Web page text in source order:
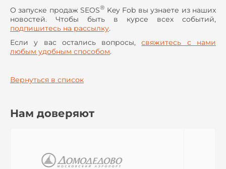
О запуске продаж SEOS® Key Fob вы узнаете из наших
новостей. Чтобы быть в курсе всех событий,
подпишитесь на рассылку.
Если у вас остались вопросы,свяжитесь с нами
любым удобным способом.
Вернуться в список
Нам доверяют